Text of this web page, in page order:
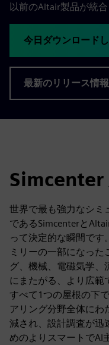
以前のAltair製品が統合
今日ダウンロード
最新のリリース情
Simcenter
世界で最も強力なシミ
であるSimcenterと
って決定的な瞬間です
ミリーの一部になっ
グ、機械、電磁気学、
にまたがる、より広範
すべて1つの屋根の下
アリング分野全体にわ
減され、設計調査が迅
めのよりスマートでAI